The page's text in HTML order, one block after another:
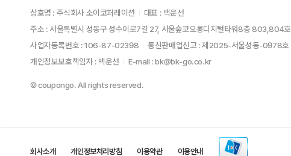
상호명 : 주식회사 소이코퍼레이션
대표 : 백운선
주소 : 서울특별시 성동구 성수이로7길 27, 서울숲코오롱디지털타워8층 803,804호
사업자등록번호 : 106-87-02398
통신판매업신고 : 제2025-서울성동-0978호
개인정보보호책임자 : 백운선
E-mail : bk@bk-go.co.kr
© coupongo. All rights reserved.
회사소개 개인정보처리방침 이용약관 이용안내